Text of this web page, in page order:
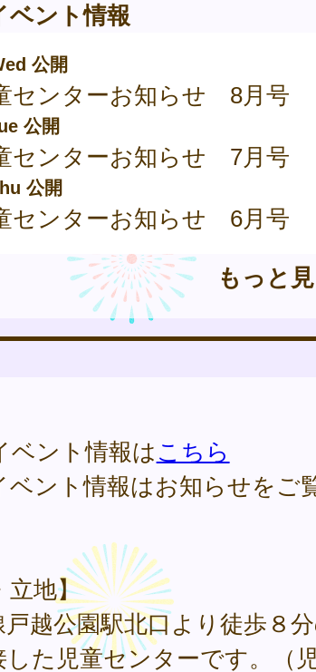
ベント情報
公開
センターお知らせ 8月号
公開
センターお知らせ 7月号
公開
センターお知らせ 6月号
もっと
ベント情報は こちら
ント情報はお知らせをご
立地】
越公園駅北口より徒歩８
した児童センターです。（